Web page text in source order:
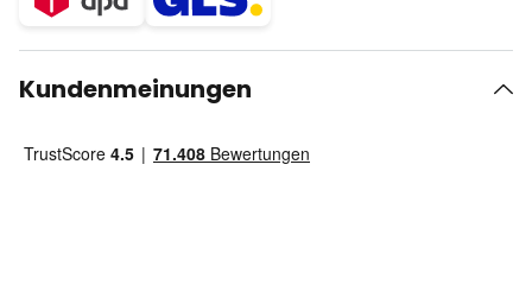
Kundenmeinungen